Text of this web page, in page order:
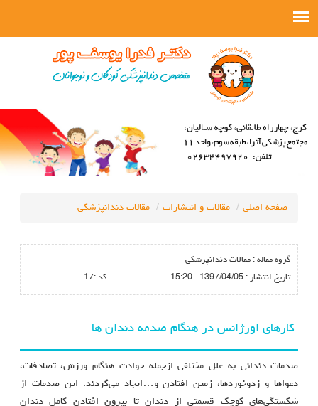
صفحه اصلی مقالات و انتشارات مقالات دندانپزشکی
گروه مقاله : مقالات دندانپزشکی
تاريخ انتشار : 1397/04/05 - 15:20 كد :17
کارهای اورژانس در هنگام صدمه دندان ها
صدمات دندانی به علل مختلفی ازجمله حوادث هنگام ورزش، تصادفات،
دعواها و زدوخوردها، زمین افتادن و…ایجاد می‌گردند. این صدمات از
شکستگی‌های کوچک قسمتی از دندان تا بیرون افتادن کامل دندان